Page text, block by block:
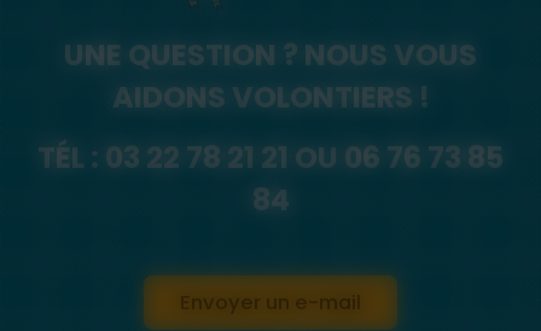
UNE QUESTION ? NOUS VOUS
AIDONS VOLONTIERS !
TÉL : 03 22 78 21 21 OU 06 76 73 85
84
Envoyer un e-mail